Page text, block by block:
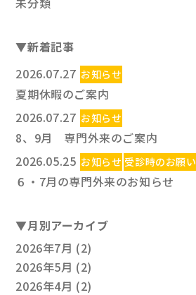
▼新着記事
2026.07.27 お知らせ
夏期休暇のご案内
2026.07.27 お知らせ
8、9月 専門外来のご案内
2026.05.25 お知らせ 受診時のお願い
６・7月の専門外来のお知らせ
▼月別アーカイブ
2026年7月 (2)
2026年5月 (2)
2026年4月 (2)